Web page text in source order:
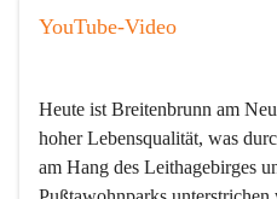
YouTube-Video
Heute ist Breitenbrunn am
hoher Lebensqualität, was
am Hang des Leithagebirges